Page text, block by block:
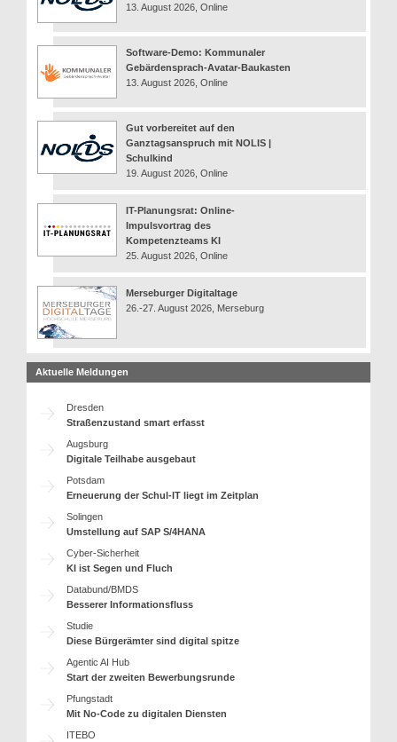
13. August 2026, Online
Software-Demo: Kommunaler
Gebärdensprach-Avatar-Baukasten
13. August 2026, Online
Gut vorbereitet auf den
Ganztagsanspruch mit NOLIS |
Schulkind
19. August 2026, Online
IT-Planungsrat: Online-
Impulsvortrag des
Kompetenzteams KI
25. August 2026, Online
Merseburger Digitaltage
26.-27. August 2026, Merseburg
Aktuelle Meldungen
Dresden
Straßenzustand smart erfasst
Augsburg
Digitale Teilhabe ausgebaut
Potsdam
Erneuerung der Schul-IT liegt im Zeitplan
Solingen
Umstellung auf SAP S/4HANA
Cyber-Sicherheit
KI ist Segen und Fluch
Databund/BMDS
Besserer Informationsfluss
Studie
Diese Bürgerämter sind digital spitze
Agentic AI Hub
Start der zweiten Bewerbungsrunde
Pfungstadt
Mit No-Code zu digitalen Diensten
ITEBO